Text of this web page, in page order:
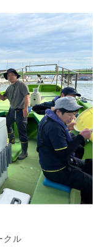
i
g
a
t
i
o
n
クル